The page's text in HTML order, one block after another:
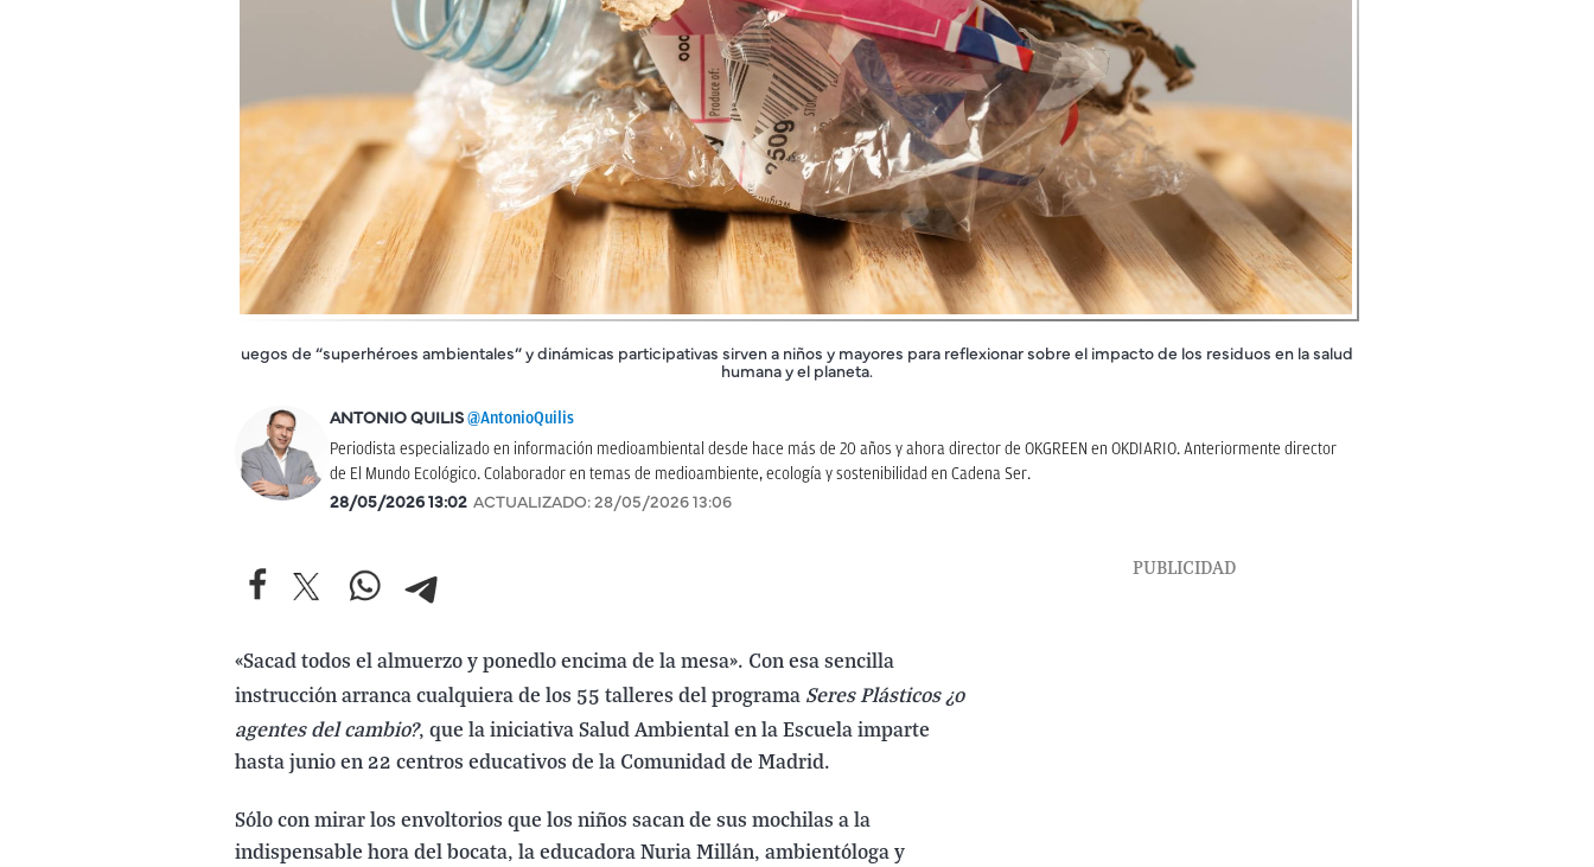
uegos de “superhéroes ambientales” y dinámicas participativas sirven a niños y mayores para reflexionar sobre el impacto de los residuos en la salud
humana y el planeta.
ANTONIO QUILIS @AntonioQuilis
Periodista especializado en información medioambiental desde hace más de 20 años y ahora director de OKGREEN en OKDIARIO. Anteriormente director
de El Mundo Ecológico. Colaborador en temas de medioambiente, ecología y sostenibilidad en Cadena Ser.
28/05/2026 13:02 ACTUALIZADO: 28/05/2026 13:06
«Sacad todos el almuerzo y ponedlo encima de la mesa». Con esa sencilla
instrucción arranca cualquiera de los 55 talleres del programa Seres Plásticos ¿o
agentes del cambio?, que la iniciativa Salud Ambiental en la Escuela imparte
hasta junio en 22 centros educativos de la Comunidad de Madrid.
Sólo con mirar los envoltorios que los niños sacan de sus mochilas a la
indispensable hora del bocata, la educadora Nuria Millán, ambientóloga y